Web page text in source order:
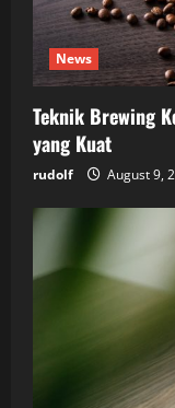
News
Teknik Brewing
yang Kuat
rudolf August 9,